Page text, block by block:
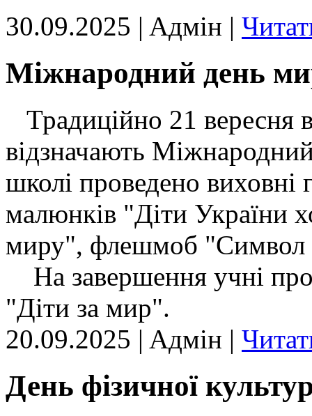
30.09.2025 | Aдмін |
Міжнародний день
Традиційно 21 вересня
відзначають
школі проведено
малюнків "Діти України
миру", флешмоб
На завершення учні
"Діти за мир".
20.09.2025 | Aдмін |
День фізичної